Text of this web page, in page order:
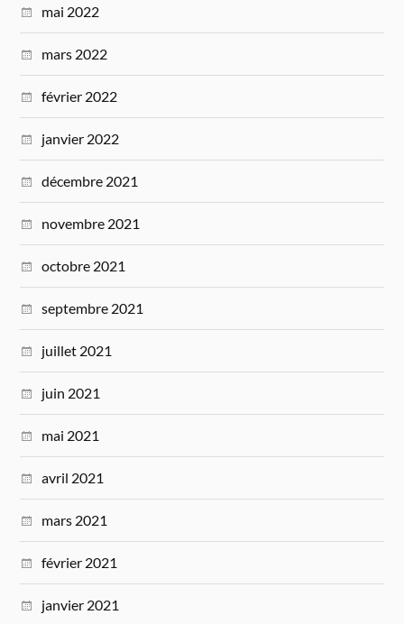
mai 2022
mars 2022
février 2022
janvier 2022
décembre 2021
novembre 2021
octobre 2021
septembre 2021
juillet 2021
juin 2021
mai 2021
avril 2021
mars 2021
février 2021
janvier 2021